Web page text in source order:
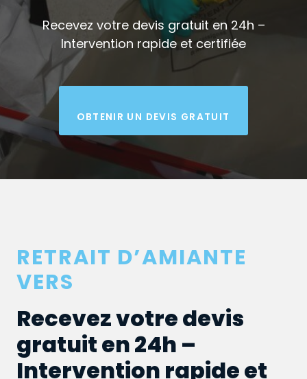
Recevez votre devis gratuit en 24h –
Intervention rapide et certifiée
OBTENIR UN DEVIS GRATUIT
RETRAIT D’AMIANTE
VERS
Recevez votre devis
gratuit en 24h –
Intervention rapide et